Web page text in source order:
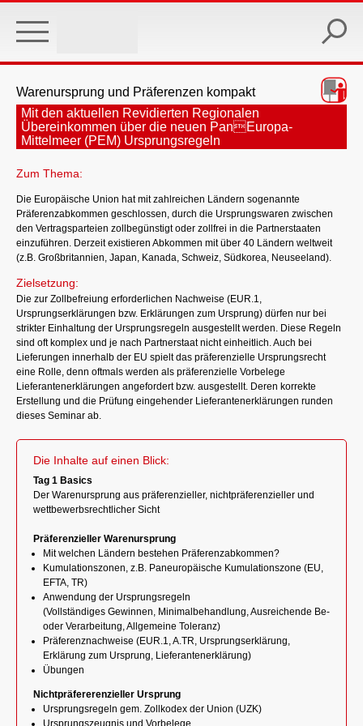
main
Warenursprung und Präferenzen kompakt
Mit den aktuellen Revidierten Regionalen
Übereinkommen über die neuen PanEuropa-
Mittelmeer (PEM) Ursprungsregeln
Zum Thema:
Die Europäische Union hat mit zahlreichen Ländern sogenannte
Präferenzabkommen geschlossen, durch die Ursprungswaren zwischen
den Vertragsparteien zollbegünstigt oder zollfrei in die Partnerstaaten
einzuführen. Derzeit existieren Abkommen mit über 40 Ländern weltweit
(z.B. Großbritannien, Japan, Kanada, Schweiz, Südkorea, Neuseeland).
Zielsetzung:
Die zur Zollbefreiung erforderlichen Nachweise (EUR.1,
Ursprungserklärungen bzw. Erklärungen zum Ursprung) dürfen nur bei
strikter Einhaltung der Ursprungsregeln ausgestellt werden. Diese Regeln
sind oft komplex und je nach Partnerstaat nicht einheitlich. Auch bei
Lieferungen innerhalb der EU spielt das präferenzielle Ursprungsrecht
eine Rolle, denn oftmals werden als präferenzielle Vorbelege
Lieferantenerklärungen angefordert bzw. ausgestellt. Deren korrekte
Erstellung und die Prüfung eingehender Lieferantenerklärungen runden
dieses Seminar ab.
Die Inhalte auf einen Blick:
Tag 1 Basics
Der Warenursprung aus präferenzieller, nichtpräferenzieller und
wettbewerbsrechtlicher Sicht
Präferenzieller Warenursprung
Mit welchen Ländern bestehen Präferenzabkommen?
Kumulationszonen, z.B. Paneuropäische Kumulationszone (EU,
EFTA, TR)
Anwendung der Ursprungsregeln
(Vollständiges Gewinnen, Minimalbehandlung, Ausreichende Be-
oder Verarbeitung, Allgemeine Toleranz)
Präferenznachweise (EUR.1, A.TR, Ursprungserklärung,
Erklärung zum Ursprung, Lieferantenerklärung)
Übungen
Nichtpräfererenzieller Ursprung
Ursprungsregeln gem. Zollkodex der Union (UZK)
Ursprungszeugnis und Vorbelege